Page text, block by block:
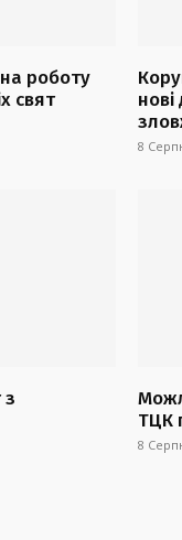
роботу
свят
8
з
ТЦК
8